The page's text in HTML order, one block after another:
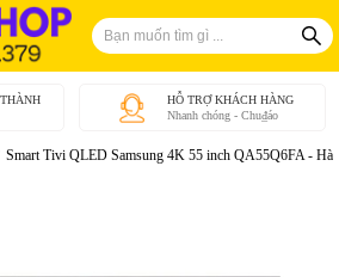
HỖ TRỢ KHÁCH HÀNG
Nhanh chóng - Chu₫áo
Smart Tivi QLED Samsung 4K 55 inch QA55Q6FA -